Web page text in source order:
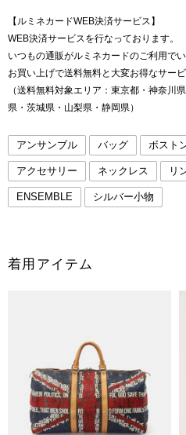
【ルミネカードWEB決済サービス】
WEB決済サービスを行なっております。
いつもの通販がルミネカードのご利用で
お買い上げで送料無料と大変お得なサー
（送料無料対象エリア：東京都・神奈川
県・茨城県・山梨県・静岡県）
アンサンブル バッグ ボスト
アクセサリー ネックレス リ
ENSEMBLE シルバー小物
着用アイテム